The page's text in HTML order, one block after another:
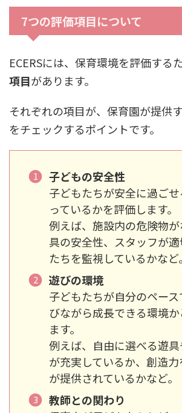
7つの評価項目について
ECERSには、保育環境を評価する
項目があります。
それぞれの項目が、保育園が提供
をチェックするポイントです。
子どもの安全性
子どもたちが安全に過ご
っているかを評価します。
例えば、施設内の危険物
具の安全性、スタッフが
たちを監視しているかなど。
遊びの環境
子どもたちが自分のペー
びながら成長できる環境
ます。
例えば、自由に選べる遊
が充実しているか、創造
が提供されているかなど。
教師との関わり